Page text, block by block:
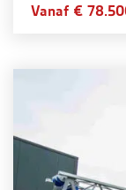
Vanaf €